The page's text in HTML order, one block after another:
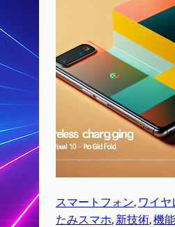
スマートフォン, ワイヤ
たみスマホ, 新技術, 機